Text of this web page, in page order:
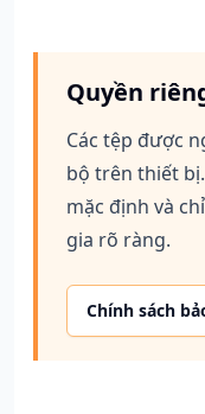
Quyền
Các tệp được
bộ trên thiết
mặc định và
gia rõ ràng.
Chính sách